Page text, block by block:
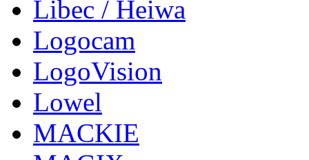
Libec / Heiwa
Logocam
LogoVision
Lowel
MACKIE